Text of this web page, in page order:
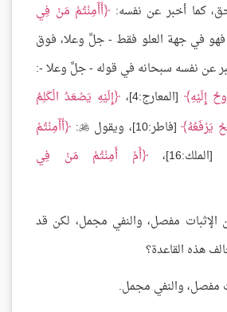
كما أخبر عن نفسه: أَأَمِنْتُمْ مَنْ فِي
فهو في جهة العلو فقط - جلَّ وعلا، فوق
عن نفسه سبحانه في قوله - جلَّ وعلا -:
إِلَيْهِ
[المعارج:4]،
إِلَيْهِ يَصْعَدُ الْكَلِمُ
يَرْفَعُهُ [فاطر:10]، ويقول 
: أَأَمِنْتُمْ
[الملك:16]،
أَمْ أَمِنْتُمْ مَنْ فِي
الإثبات مفصل، والنفي مجمل، لكن قد
هذه القاعدة؟
مفصل، والنفي مجمل.